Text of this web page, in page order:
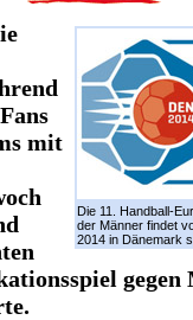
Die 11. Handball-
der Männer findet
2014 in Dänemark
mit
gegen